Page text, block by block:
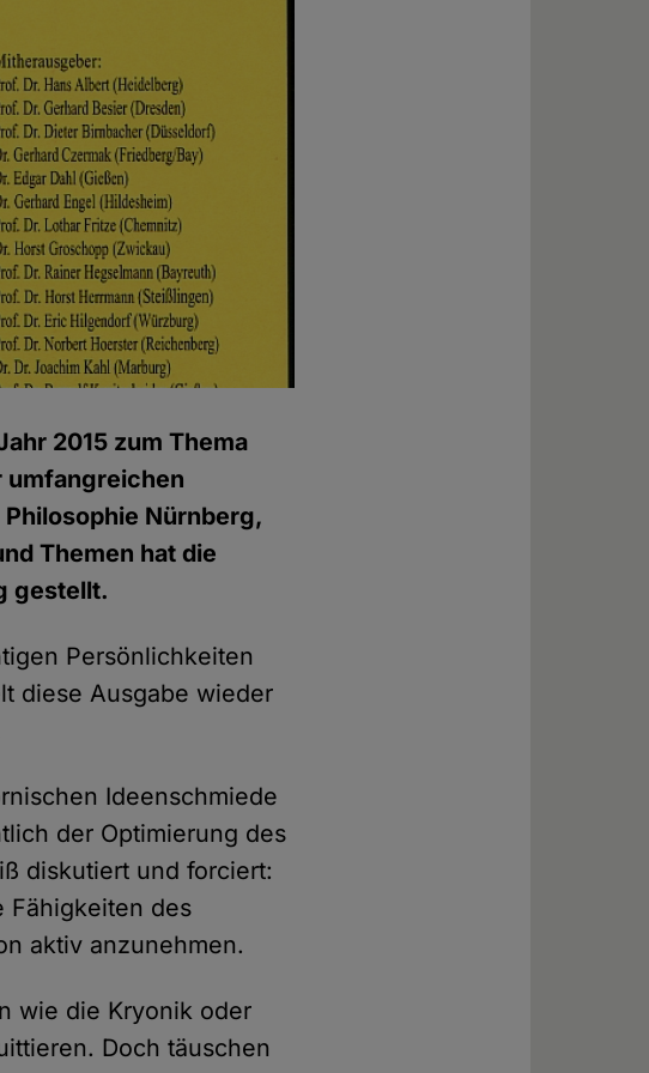
2015 zum Thema
umfangreichen
Nürnberg,
Themen hat die
gestellt.
Persönlichkeiten
diese Ausgabe wieder
Ideenschmiede
der Optimierung des
diskutiert und forciert:
Fähigkeiten des
aktiv anzunehmen.
wie die Kryonik oder
Doch täuschen